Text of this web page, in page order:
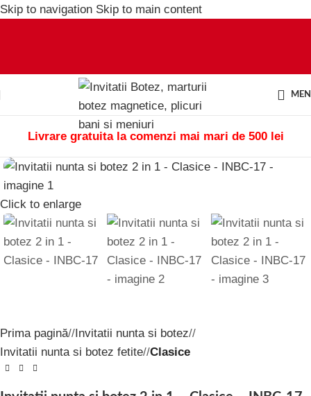
Skip to navigation Skip to main content
Livrare gratuita la comenzi mai mari de 500 lei
Click to enlarge
Prima pagină/ Invitatii nunta si botez/
Invitatii nunta si botez fetite/ Clasice